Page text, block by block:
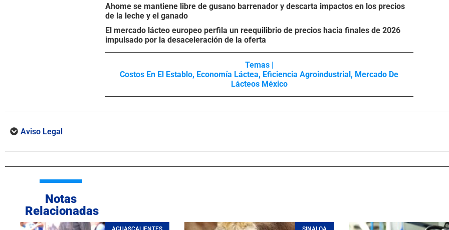
Ahome se mantiene libre de gusano barrenador y descarta impactos en los precios
de la leche y el ganado
El mercado lácteo europeo perfila un reequilibrio de precios hacia finales de 2026
impulsado por la desaceleración de la oferta
Temas |
Costos En El Establo, Economía Láctea, Eficiencia Agroindustrial , Mercado De
Lácteos México
Aviso Legal
Notas
Relacionadas